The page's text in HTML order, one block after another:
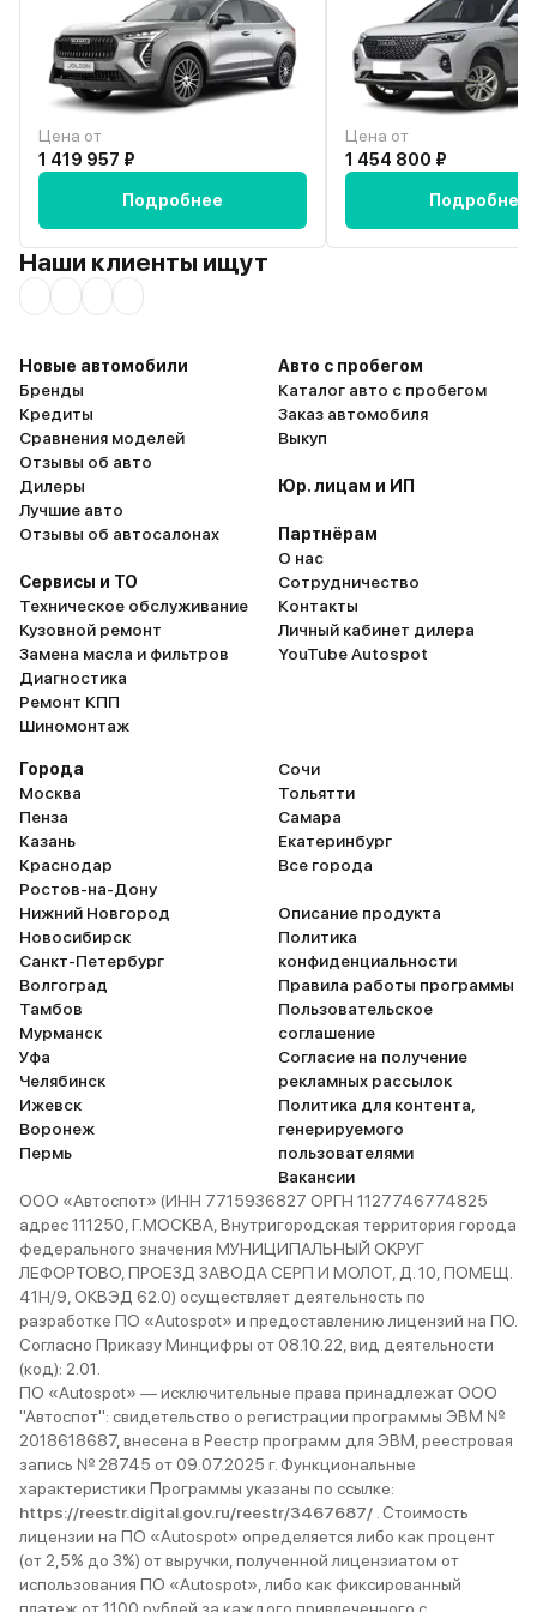
Цена от
1 419 957 ₽
Подробнее
Цена от
1 454 800 ₽
Подробнее
Наши клиенты ищут
Новые автомобили
Бренды
Кредиты
Сравнения моделей
Отзывы об авто
Дилеры
Лучшие авто
Отзывы об автосалонах
Сервисы и ТО
Техническое обслуживание
Кузовной ремонт
Замена масла и фильтров
Диагностика
Ремонт КПП
Шиномонтаж
Авто с пробегом
Каталог авто с пробегом
Заказ автомобиля
Выкуп
Юр. лицам и ИП
Партнёрам
О нас
Сотрудничество
Контакты
Личный кабинет дилера
YouTube Autospot
Города
Москва
Пенза
Казань
Краснодар
Ростов-на-Дону
Нижний Новгород
Новосибирск
Санкт-Петербург
Волгоград
Тамбов
Мурманск
Уфа
Челябинск
Ижевск
Воронеж
Пермь
Сочи
Тольятти
Самара
Екатеринбург
Все города
Описание продукта
Политика
конфиденциальности
Правила работы программы
Пользовательское
соглашение
Согласие на получение
рекламных рассылок
Политика для контента,
генерируемого
пользователями
Вакансии
ООО «Автоспот» (ИНН 7715936827 ОРГН 1127746774825
адрес 111250, Г.МОСКВА, Внутригородская территория города
федерального значения МУНИЦИПАЛЬНЫЙ ОКРУГ
ЛЕФОРТОВО, ПРОЕЗД ЗАВОДА СЕРП И МОЛОТ, Д. 10, ПОМЕЩ.
41Н/9, ОКВЭД 62.0) осуществляет деятельность по
разработке ПО «Autospot» и предоставлению лицензий на ПО.
Согласно Приказу Минцифры от 08.10.22, вид деятельности
(код): 2.01.
ПО «Autospot» — исключительные права принадлежат ООО
"Автоспот": свидетельство о регистрации программы ЭВМ №
2018618687, внесена в Реестр программ для ЭВМ, реестровая
запись № 28745 от 09.07.2025 г. Функциональные
характеристики Программы указаны по ссылке:
https://reestr.digital.gov.ru/reestr/3467687/ . Стоимость
лицензии на ПО «Autospot» определяется либо как процент
(от 2,5% до 3%) от выручки, полученной лицензиатом от
использования ПО «Autospot», либо как фиксированный